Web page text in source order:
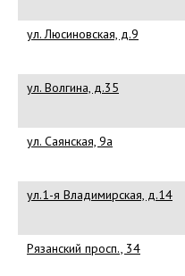
ул. Люсиновская, д.9
ул. Волгина, д.35
ул. Саянская, 9а
ул.1-я Владимирская, д.14
Рязанский просп., 34